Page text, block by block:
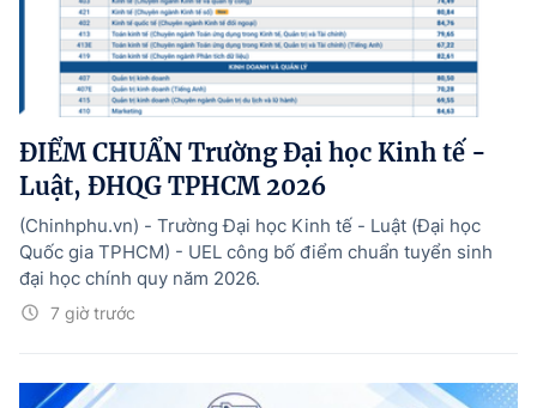
ĐIỂM CHUẨN Trường Đại học Kinh tế -
Luật, ĐHQG TPHCM 2026
7 giờ trước
(Chinhphu.vn) - Trường Đại học Kinh tế - Luật (Đại học
Quốc gia TPHCM) - UEL công bố điểm chuẩn tuyển sinh
đại học chính quy năm 2026.